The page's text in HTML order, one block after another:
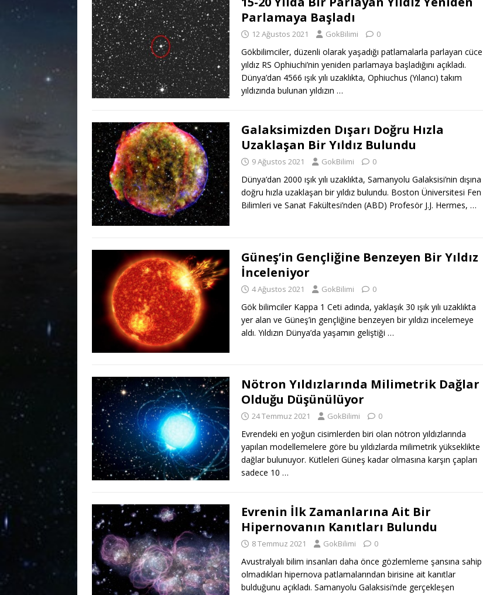
Parlamaya Başladı
12 Ağustos 2021 GokBilimi 0
Gökbilimciler, düzenli olarak yaşadığı patlamalarla parlayan cüce
yıldız RS Ophiuchi’nin yeniden parlamaya başladığını açıkladı.
Dünya’dan 4566 ışık yılı uzaklıkta, Ophiuchus (Yılancı) takım
yıldızında bulunan yıldızın …
Galaksimizden Dışarı Doğru Hızla
Uzaklaşan Bir Yıldız Bulundu
9 Ağustos 2021 GokBilimi 0
Dünya’dan 2000 ışık yılı uzaklıkta, Samanyolu Galaksisi’nin dışına
doğru hızla uzaklaşan bir yıldız bulundu. Boston Üniversitesi Fen
Bilimleri ve Sanat Fakültesi’nden (ABD) Profesör J.J. Hermes, …
Güneş’in Gençliğine Benzeyen Bir Yıldız
İnceleniyor
4 Ağustos 2021 GokBilimi 0
Gök bilimciler Kappa 1 Ceti adında, yaklaşık 30 ışık yılı uzaklıkta
yer alan ve Güneş’in gençliğine benzeyen bir yıldızı incelemeye
aldı. Yıldızın Dünya’da yaşamın geliştiği …
Nötron Yıldızlarında Milimetrik Dağlar
Olduğu Düşünülüyor
24 Temmuz 2021 GokBilimi 0
Evrendeki en yoğun cisimlerden biri olan nötron yıldızlarında
yapılan modellemelere göre bu yıldızlarda milimetrik yükseklikte
dağlar bulunuyor. Kütleleri Güneş kadar olmasına karşın çapları
sadece 10 …
Evrenin İlk Zamanlarına Ait Bir
Hipernovanın Kanıtları Bulundu
8 Temmuz 2021 GokBilimi 0
Avustralyalı bilim insanları daha önce gözlemleme şansına sahip
olmadıkları hipernova patlamalarından birisine ait kanıtlar
bulduğunu açıkladı. Samanyolu Galaksisi’nde gerçekleşen